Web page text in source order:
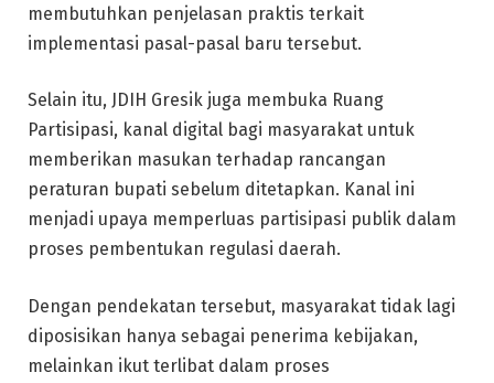
membutuhkan penjelasan praktis terkait
implementasi pasal-pasal baru tersebut.
Selain itu, JDIH Gresik juga membuka Ruang
Partisipasi, kanal digital bagi masyarakat untuk
memberikan masukan terhadap rancangan
peraturan bupati sebelum ditetapkan. Kanal ini
menjadi upaya memperluas partisipasi publik dalam
proses pembentukan regulasi daerah.
Dengan pendekatan tersebut, masyarakat tidak lagi
diposisikan hanya sebagai penerima kebijakan,
melainkan ikut terlibat dalam proses